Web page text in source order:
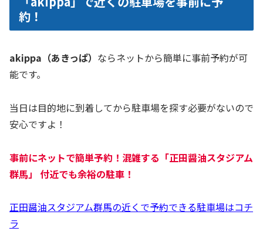
約！
akippa（あきっぱ） ならネットから簡単に事前予約が可
能です。
当日は目的地に到着してから駐車場を探す必要がないので
安心ですよ！
事前にネットで簡単予約！混雑する「正田醤油スタジアム
群馬」 付近でも余裕の駐車！
正田醤油スタジアム群馬の近くで予約できる駐車場はコチ
ラ